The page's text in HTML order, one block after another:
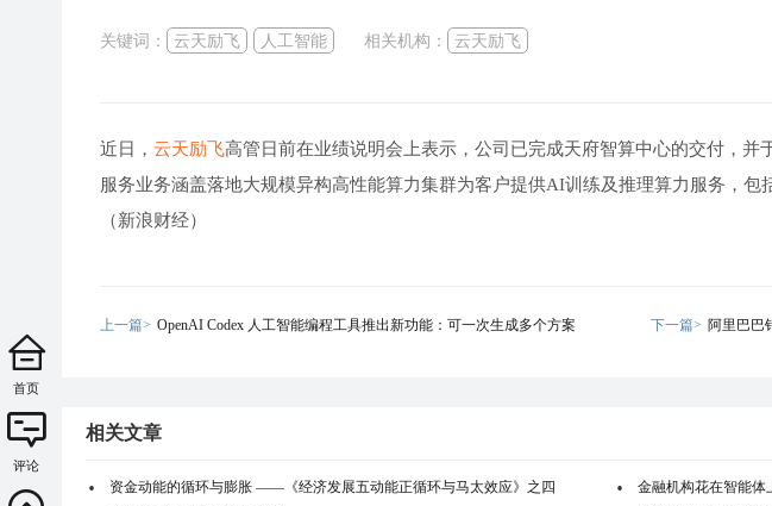
关键词： 云天励飞 人工智能 相关机构： 云天励飞
近日， 云天励飞高管日前在业绩说明会上表示，公司已完成天府智算中心的交付，并
服务业务涵盖落地大规模异构高性能算力集群为客户提供AI训练及推理算力服务，包
（新浪财经）
上一篇> OpenAI Codex 人工智能编程工具推出新功能：可一次生成多个方案 下一篇> 阿里巴巴
相关文章
资金动能的循环与膨胀 ——《经济发展五动能正循环与马太效应》之四
金融机构花在智能体
首页
评论